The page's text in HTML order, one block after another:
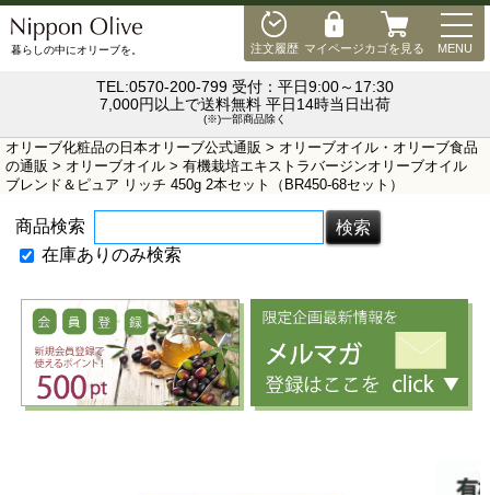
注文履歴 マイページカゴを見る MENU
暮らしの中にオリーブを。
TEL:0570-200-799 受付：平日9:00～17:30
7,000円以上で送料無料 平日14時当日出荷
(※)一部商品除く
オリーブ化粧品の日本オリーブ公式通販 > オリーブオイル・オリーブ食品
の通販 > オリーブオイル > 有機栽培エキストラバージンオリーブオイル
ブレンド＆ピュア リッチ 450g 2本セット（BR450-68セット）
商品検索
在庫ありのみ検索